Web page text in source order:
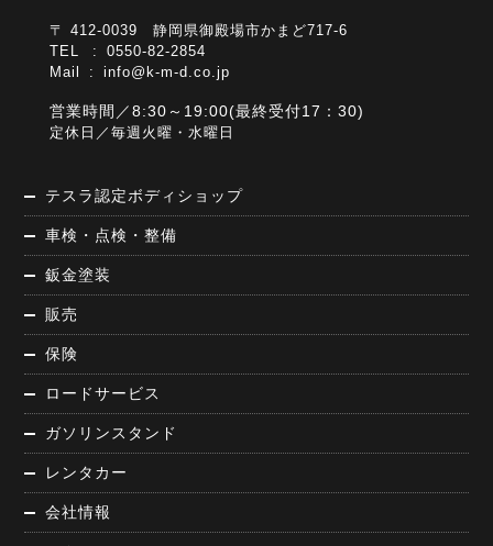
〒 412-0039 静岡県御殿場市かまど717-6
TEL : 0550-82-2854
Mail : info@k-m-d.co.jp
営業時間／8:30～19:00(最終受付17：30)
定休日／毎週火曜・水曜日
テスラ認定ボディショップ
車検・点検・整備
鈑金塗装
販売
保険
ロードサービス
ガソリンスタンド
レンタカー
会社情報